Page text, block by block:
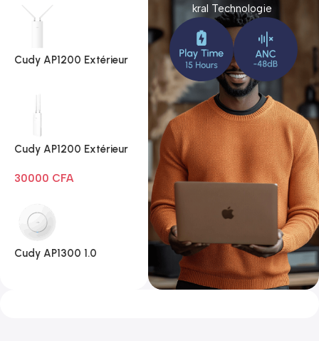
Cudy AP1200 Extérieur
Cudy AP1200 Extérieur
30000 CFA
Cudy AP1300 1.0
kral Technologie